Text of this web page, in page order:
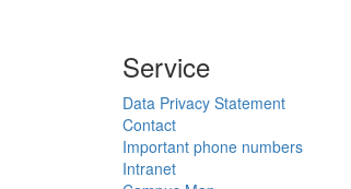
Service
Data Privacy Statement
Contact
Important phone numbers
Intranet